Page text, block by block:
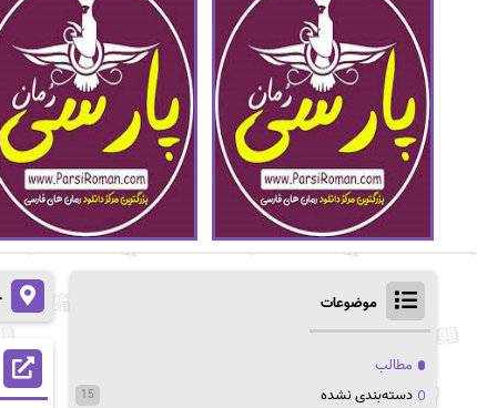
موضوعات
مطالب
دسته‌بندی نشده
15